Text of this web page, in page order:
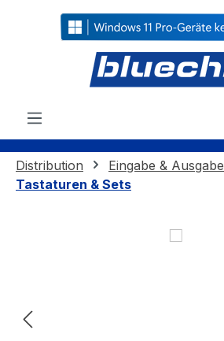
springen
Distribution
Eingabe & Ausgabe
Tastaturen & Sets
Bildergalerie überspringen